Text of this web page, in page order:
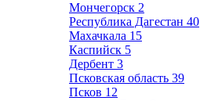
Мончегорск 2
Республика Дагестан 40
Махачкала 15
Каспийск 5
Дербент 3
Псковская область 39
Псков 12